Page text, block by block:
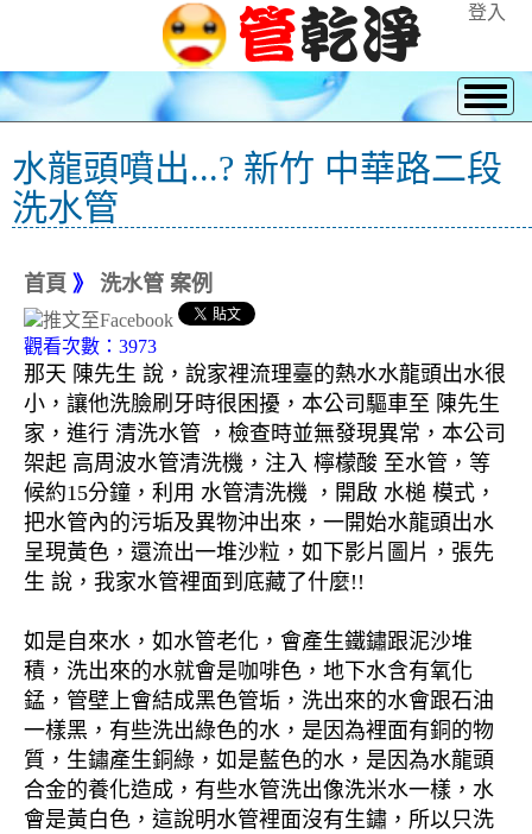
登入
水龍頭噴出...? 新竹 中華路二段
洗水管
首頁 》 洗水管 案例
觀看次數：3973
那天 陳先生 說，說家裡流理臺的熱水水龍頭出水很
小，讓他洗臉刷牙時很困擾，本公司驅車至 陳先生
家，進行 清洗水管 ，檢查時並無發現異常，本公司
架起 高周波水管清洗機，注入 檸檬酸 至水管，等
候約15分鐘，利用 水管清洗機 ，開啟 水槌 模式，
把水管內的污垢及異物沖出來，一開始水龍頭出水
呈現黃色，還流出一堆沙粒，如下影片圖片，張先
生 說，我家水管裡面到底藏了什麼!!
如是自來水，如水管老化，會產生鐵鏽跟泥沙堆
積，洗出來的水就會是咖啡色，地下水含有氧化
錳，管壁上會結成黑色管垢，洗出來的水會跟石油
一樣黑，有些洗出綠色的水，是因為裡面有銅的物
質，生鏽產生銅綠，如是藍色的水，是因為水龍頭
合金的養化造成，有些水管洗出像洗米水一樣，水
會是黃白色，這說明水管裡面沒有生鏽，所以只洗